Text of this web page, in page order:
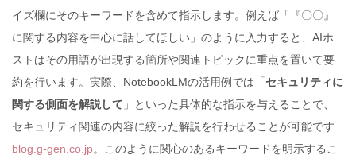
イズ欄にそのキーワードを含めて指示します。例えば「『〇〇』
に関する内容を中心に話してほしい」のように入力すると、AIホ
ストはその用語が出現する箇所や関連トピックに重点を置いて要
約を行います。実際、NotebookLMの活用例では「 セキュリティに
関する側面を解説して 」といった具体的な指示を与えることで、
セキュリティ関連の内容に絞った解説を行わせることが可能です
blog.g-gen.co.jp。このように関心のあるキーワードを明示するこ